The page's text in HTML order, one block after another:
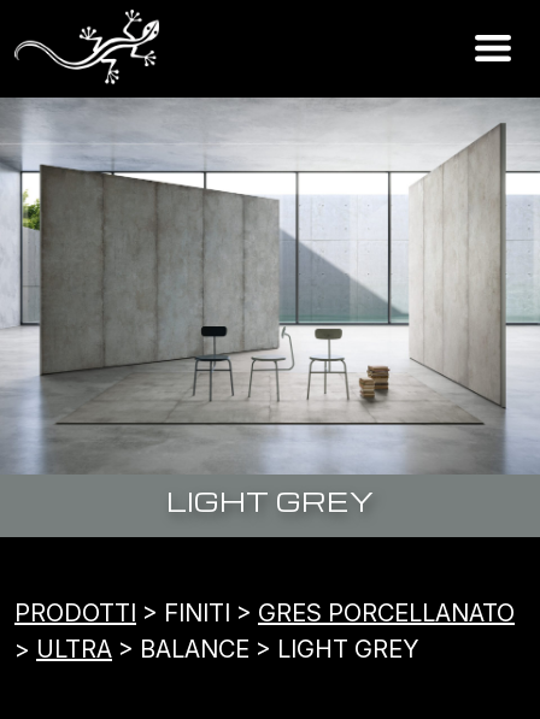
LIGHT GREY
PRODOTTI > FINITI > GRES PORCELLANATO
> ULTRA > BALANCE > LIGHT GREY